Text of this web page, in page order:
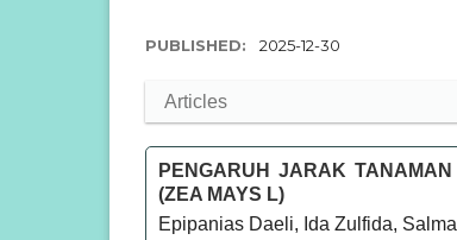
PUBLISHED: 2025-12-30
Articles
PENGARUH JARAK
(ZEA MAYS L)
Epipanias Daeli, Ida Zulfida,